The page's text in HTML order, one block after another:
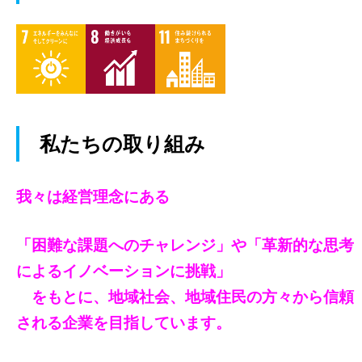
私たちの取り組み
我々は経営理念にある
「困難な課題へのチャレンジ」や「革新的な思考
によるイノベーションに挑戦」
をもとに、地域社会、地域住民の方々から信頼
される企業を目指しています。